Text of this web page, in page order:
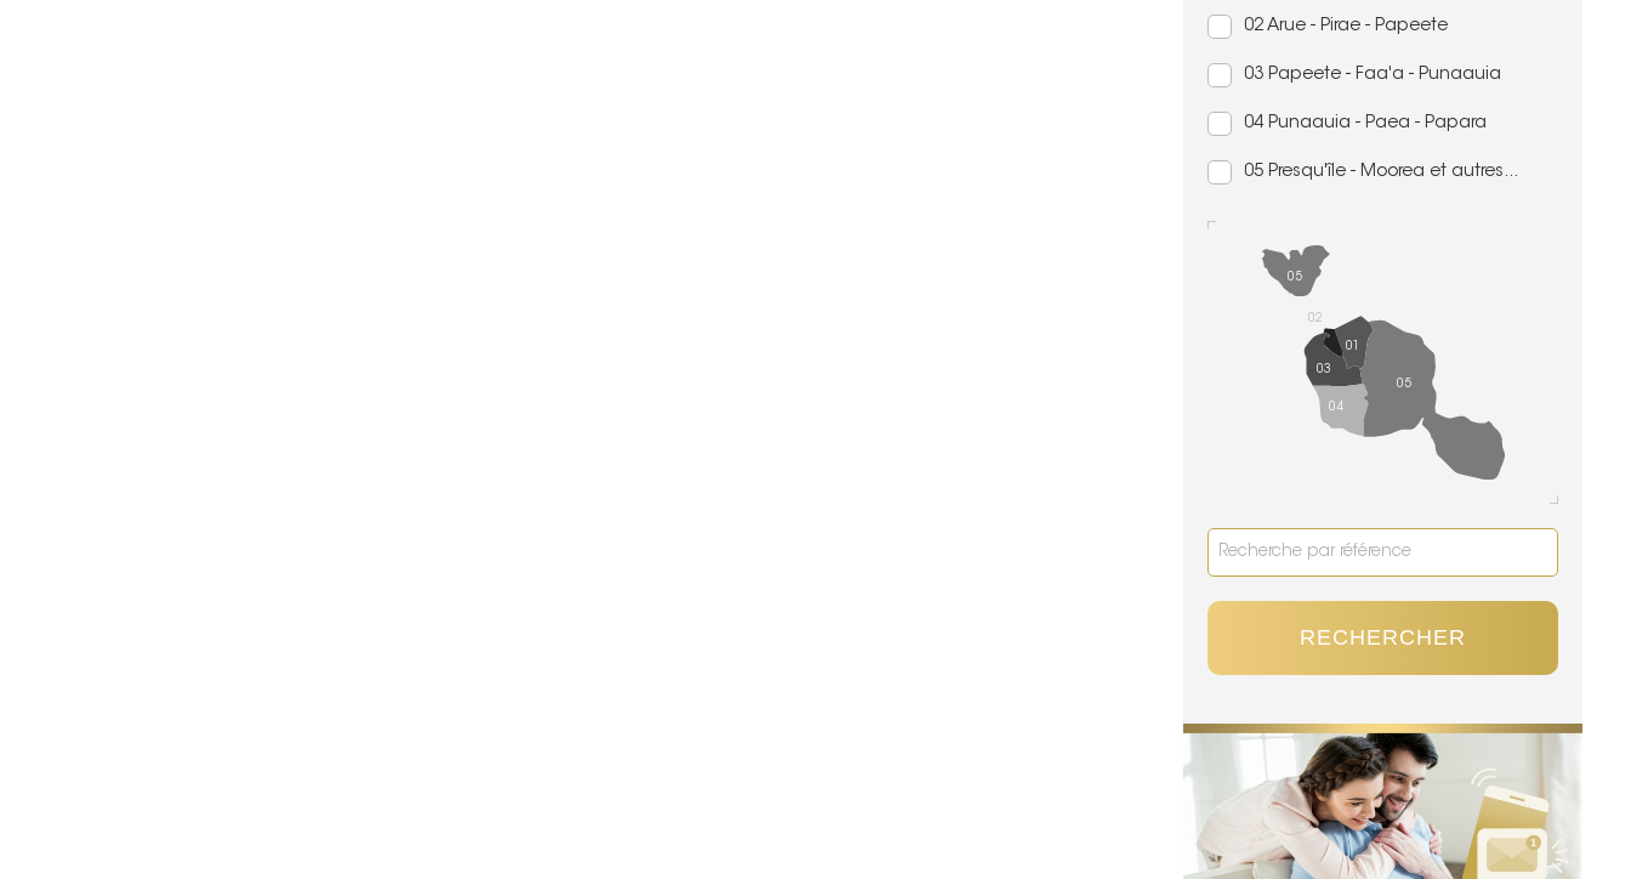
02 Arue - Pirae - Papeete
03 Papeete - Faa'a - Punaauia
04 Punaauia - Paea - Papara
05 Presqu'île - Moorea et autres...
01
02
03
04
05
05
RECHERCHER